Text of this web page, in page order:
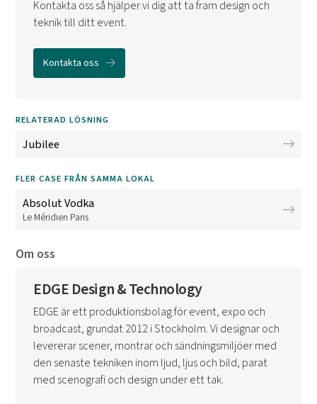
Kontakta oss så hjälper vi dig att ta fram design och
teknik till ditt event.
Kontakta oss
RELATERAD LÖSNING
Jubilee
FLER CASE FRÅN SAMMA LOKAL
Absolut Vodka
Le Méridien Paris
Om oss
EDGE Design & Technology
EDGE är ett produktionsbolag för event, expo och
broadcast, grundat 2012 i Stockholm. Vi designar och
levererar scener, montrar och sändningsmiljöer med
den senaste tekniken inom ljud, ljus och bild, parat
med scenografi och design under ett tak.